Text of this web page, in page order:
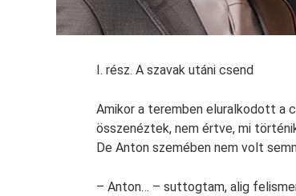
I. rész. A szavak utáni csend
Amikor a teremben eluralkodott a
összenéztek, nem értve, mi
De Anton szemében nem volt
– Anton… – suttogtam, alig